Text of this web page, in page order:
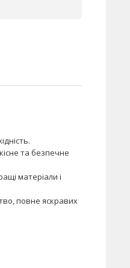
та безпечне
матеріали і
повне яскравих